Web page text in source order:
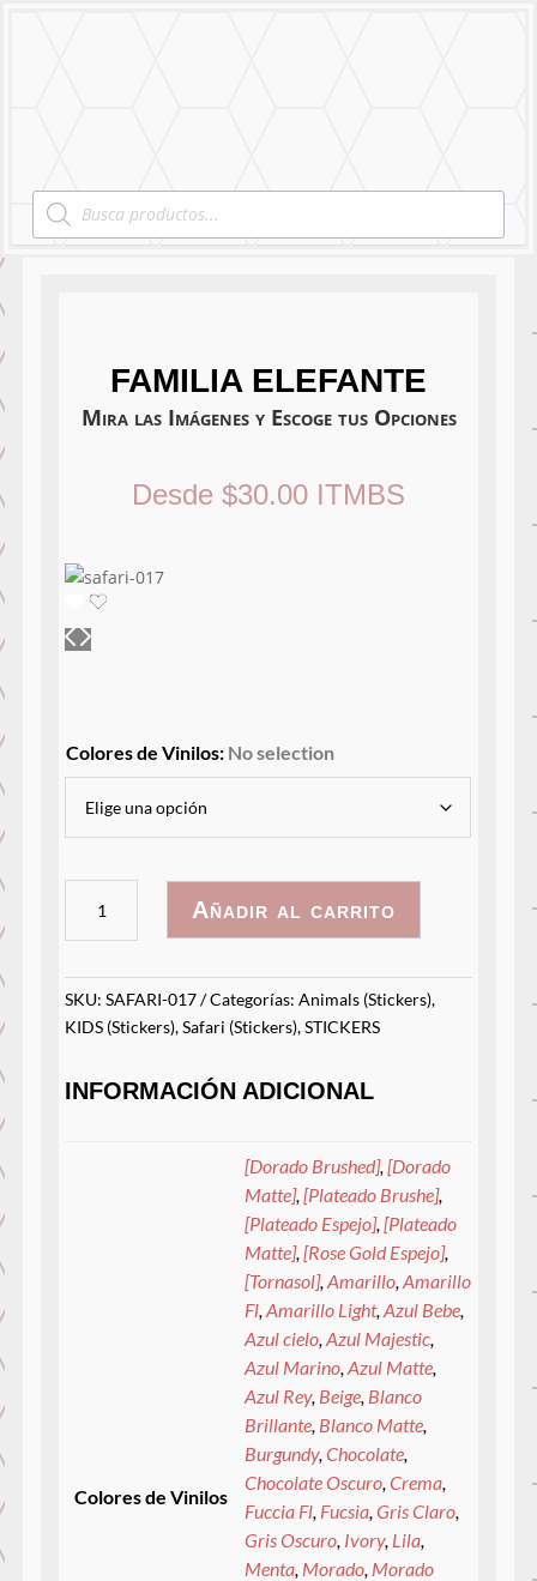
Products
search
FAMILIA ELEFANTE
Mira las Imágenes y Escoge tus Opciones
Desde $30.00 ITMBS
Colores de Vinilos: No selection
Elefante
cantidad
Añadir al carrito
SKU:SAFARI-017 Categorías:Animals (Stickers),
KIDS (Stickers),Safari (Stickers),STICKERS
INFORMACIÓN ADICIONAL
Colores de Vinilos
[Dorado Brushed],[Dorado
Matte],[Plateado Brushe],
[Plateado Espejo],[Plateado
Matte],[Rose Gold Espejo],
[Tornasol],Amarillo,Amarillo
Fl,Amarillo Light,Azul Bebe,
Azul cielo,Azul Majestic,
Azul Marino,Azul Matte,
Azul Rey, Beige, Blanco
Brillante, Blanco Matte,
Burgundy,Chocolate,
Chocolate Oscuro,Crema,
Fuccia Fl, Fucsia,Gris Claro,
Gris Oscuro, Ivory, Lila,
Menta, Morado, Morado